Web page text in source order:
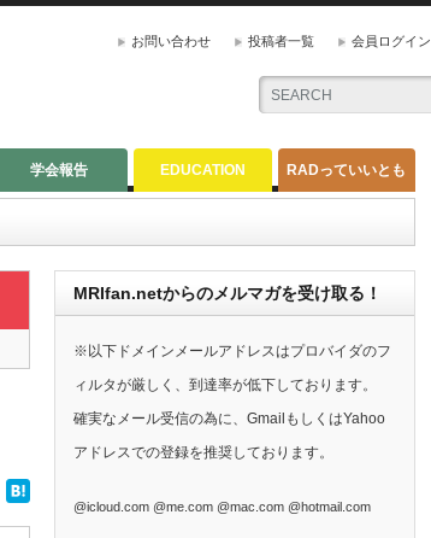
お問い合わせ 投稿者一覧 会員ログイン
学会報告 EDUCATION RADっていいとも
MRIfan.netからのメルマガを受け取る！
※以下ドメインメールアドレスはプロバイダのフ
ィルタが厳しく、到達率が低下しております。
確実なメール受信の為に、GmailもしくはYahoo
アドレスでの登録を推奨しております。
@icloud.com @me.com @mac.com @hotmail.com